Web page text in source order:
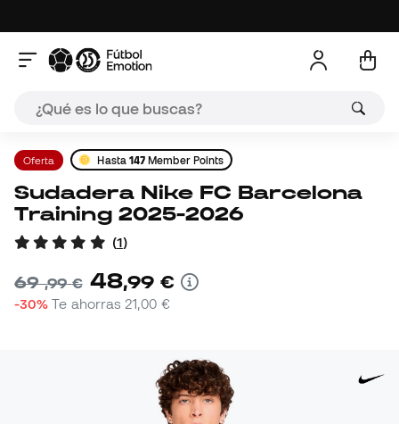
Oferta Hasta 147 Member Points
Sudadera Nike FC Barcelona
Training 2025-2026
(1)
69,99 € 48,99 €
-30% Te ahorras 21,00 €